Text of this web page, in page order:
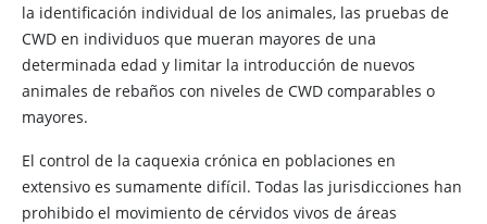
la identificación individual de los animales, las pruebas de
CWD en individuos que mueran mayores de una
determinada edad y limitar la introducción de nuevos
animales de rebaños con niveles de CWD comparables o
mayores.
El control de la caquexia crónica en poblaciones en
extensivo es sumamente difícil. Todas las jurisdicciones han
prohibido el movimiento de cérvidos vivos de áreas